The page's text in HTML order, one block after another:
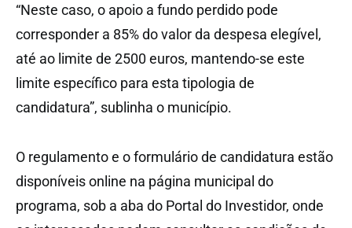
“Neste caso, o apoio a fundo perdido pode
corresponder a 85% do valor da despesa elegível,
até ao limite de 2500 euros, mantendo-se este
limite específico para esta tipologia de
candidatura”, sublinha o município.
O regulamento e o formulário de candidatura estão
disponíveis online na página municipal do
programa, sob a aba do Portal do Investidor, onde